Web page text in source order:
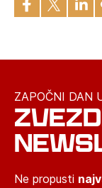
ZAPOČNI DAN
Ne propusti